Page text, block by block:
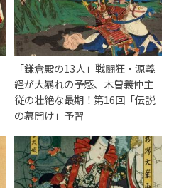
「鎌倉殿の13人」戦闘狂・源義
経が大暴れの予感、木曽義仲主
従の壮絶な最期！第16回「伝説
の幕開け」予習